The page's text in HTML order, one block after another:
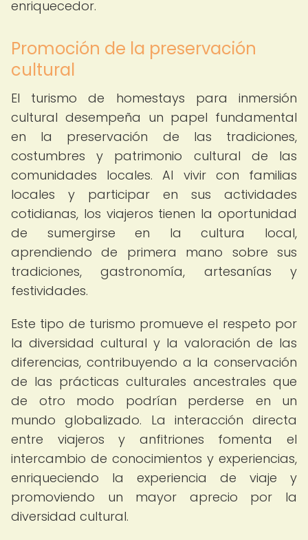
enriquecedor.
Promoción de la preservación
cultural
El turismo de homestays para inmersión
cultural desempeña un papel fundamental
en la preservación de las tradiciones,
costumbres y patrimonio cultural de las
comunidades locales. Al vivir con familias
locales y participar en sus actividades
cotidianas, los viajeros tienen la oportunidad
de sumergirse en la cultura local,
aprendiendo de primera mano sobre sus
tradiciones, gastronomía, artesanías y
festividades.
Este tipo de turismo promueve el respeto por
la diversidad cultural y la valoración de las
diferencias, contribuyendo a la conservación
de las prácticas culturales ancestrales que
de otro modo podrían perderse en un
mundo globalizado. La interacción directa
entre viajeros y anfitriones fomenta el
intercambio de conocimientos y experiencias,
enriqueciendo la experiencia de viaje y
promoviendo un mayor aprecio por la
diversidad cultural.